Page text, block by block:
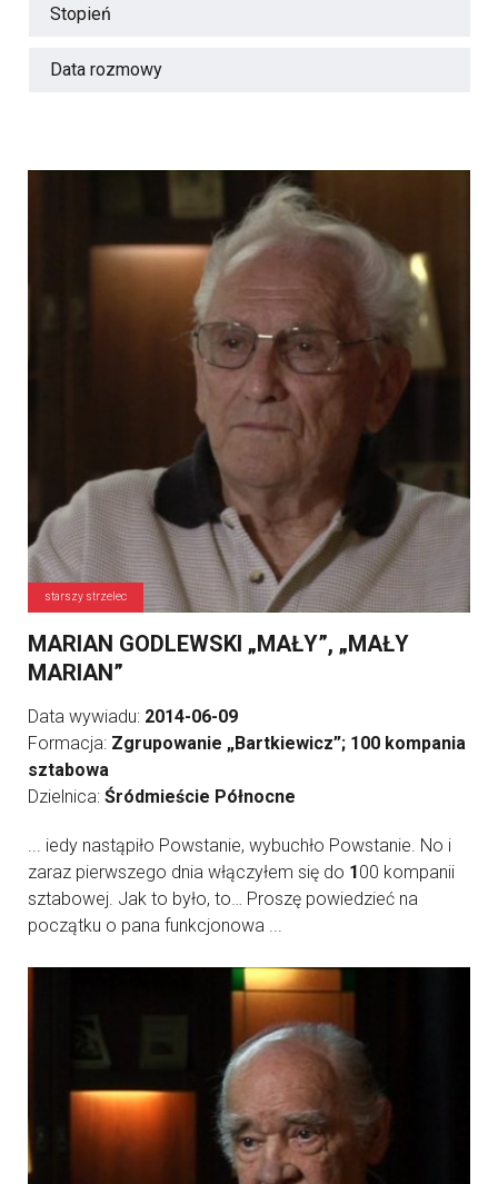
Stopień
Data rozmowy
starszy strzelec
MARIAN GODLEWSKI „MAŁY”, „MAŁY
MARIAN”
Data wywiadu: 2014-06-09
Formacja: Zgrupowanie „Bartkiewicz”; 100 kompania
sztabowa
Dzielnica: Śródmieście Północne
... iedy nastąpiło Powstanie, wybuchło Powstanie. No i
zaraz pierwszego dnia włączyłem się do 100 kompanii
sztabowej. Jak to było, to… Proszę powiedzieć na
początku o pana funkcjonowa ...